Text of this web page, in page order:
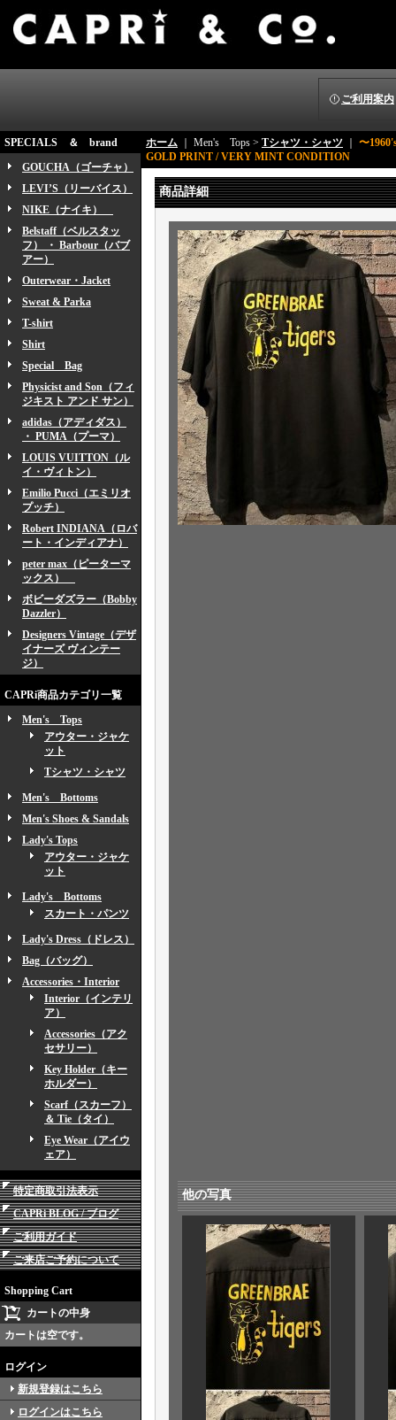
ご利用案内
SPECIALS ＆ brand
GOUCHA（ゴーチャ）
LEVI’S（リーバイス）
NIKE（ナイキ）
Belstaff（ベルスタッ
フ） ・ Barbour（バブ
アー）
Outerwear・Jacket
Sweat & Parka
T-shirt
Shirt
Special Bag
Physicist and Son（フィ
ジキスト アンド サン）
adidas（アディダス）
・ PUMA（プーマ）
LOUIS VUITTON（ル
イ・ヴィトン）
Emilio Pucci（エミリオ
プッチ）
Robert INDIANA（ロバ
ート・インディアナ）
peter max（ピーターマ
ックス）
ボビーダズラー（Bobby
Dazzler）
Designers Vintage（デザ
イナーズ ヴィンテー
ジ）
CAPRi商品カテゴリ一覧
Men's Tops
アウター・ジャケ
ット
Tシャツ・シャツ
Men's Bottoms
Men's Shoes & Sandals
Lady's Tops
アウター・ジャケ
ット
Lady's Bottoms
スカート・パンツ
Lady's Dress（ドレス）
Bag（バッグ）
Accessories・Interior
Interior（インテリ
ア）
Accessories（アク
セサリー）
Key Holder（キー
ホルダー）
Scarf（スカーフ）
＆ Tie（タイ）
Eye Wear（アイウ
ェア）
特定商取引法表示
CAPRi BLOG / ブログ
ご利用ガイド
ご来店ご予約について
Shopping Cart
カートの中身
カートは空です。
ログイン
新規登録はこちら
ログインはこちら
ホーム ｜ Men's Tops > Tシャツ・シャツ
〜
GOLD PRINT / VERY MINT CONDITION
商品詳細
他の写真